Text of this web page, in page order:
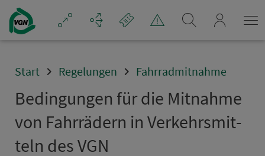
Navigation überspringen
Start Regelungen Fahrradmitnahme
Bedingungen für die Mitnahme
von Fahr­rädern in Ver­kehrs­mit­
teln des VGN